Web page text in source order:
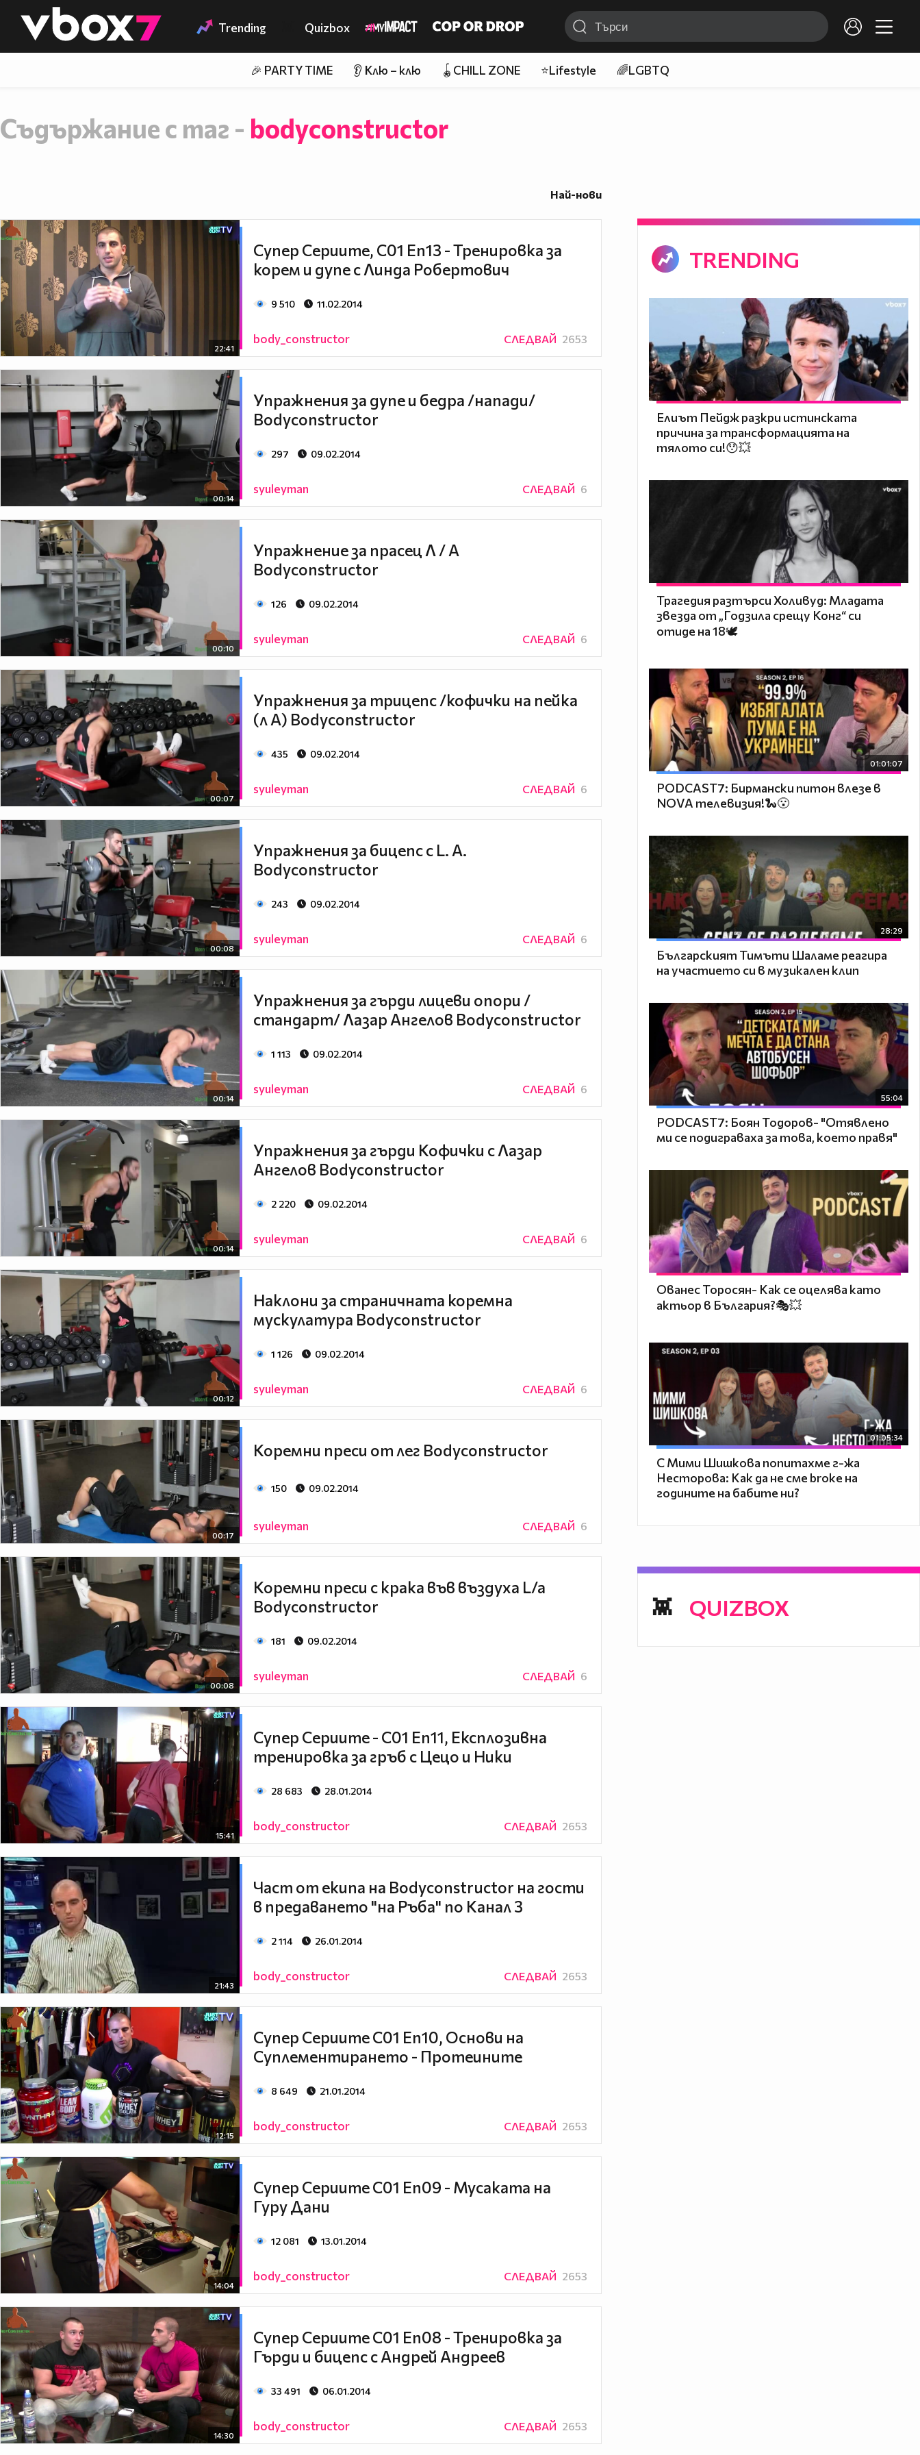
👾 Trending Quizbox
🎉 PARTY TIME 👂 Клю – клю 🪀CHILL ZONE ⭐Lifestyle 🌈LGBTQ
Съдържание с таг - bodyconstructor
Най-нови
TRENDING
Елиът Пейдж разкри истинската
причина за трансформацията на
тялото си!😯💥
Трагедия разтърси Холивуд: Младата
звезда от „Годзила срещу Конг“ си
отиде на 18🕊️
01:01:07
PODCAST7: Бирмански питон влезе в
NOVA телевизия!🐍😮
28:29
Българският Тимъти Шаламе реагира
на участието си в музикален клип
55:04
PODCAST7: ‪Боян Тодоров- "Отявлено
ми се подиграваха за това, което правя"
Ованес Торосян- Как се оцелява като
актьор в България?🎭💥
01:05:34
С Мими Шишкова попитахме г-жа
Несторова: Как да не сме broke на
годините на бабите ни?
QUIZBOX
22:41
Супер Сериите, С01 Еп13 - Тренировка за
корем и дупе с Линда Робертович
9 510 11.02.2014
body_constructor СЛЕДВАЙ 2653
00:14
Упражнения за дупе и бедра /напади/
Bodyconstructor
297 09.02.2014
syuleyman СЛЕДВАЙ 6
00:10
Упражнение за прасец Л / А
Bodyconstructor
126 09.02.2014
syuleyman СЛЕДВАЙ 6
00:07
Упражнения за трицепс /кофички на пейка
(л A) Bodyconstructor
435 09.02.2014
syuleyman СЛЕДВАЙ 6
00:08
Упражнения за бицепс с L. A.
Bodyconstructor
243 09.02.2014
syuleyman СЛЕДВАЙ 6
00:14
Упражнения за гърди лицеви опори /
стандарт/ Лазар Ангелов Bodyconstructor
1 113 09.02.2014
syuleyman СЛЕДВАЙ 6
00:14
Упражнения за гърди Кофички с Лазар
Ангелов Bodyconstructor
2 220 09.02.2014
syuleyman СЛЕДВАЙ 6
00:12
Наклони за страничната коремна
мускулатура Bodyconstructor
1 126 09.02.2014
syuleyman СЛЕДВАЙ 6
00:17
Коремни преси от лег Bodyconstructor
150 09.02.2014
syuleyman СЛЕДВАЙ 6
00:08
Коремни преси с крака във въздуха L/a
Bodyconstructor
181 09.02.2014
syuleyman СЛЕДВАЙ 6
15:41
Супер Сериите - С01 Еп11, Експлозивна
тренировка за гръб с Цецо и Ники
28 683 28.01.2014
body_constructor СЛЕДВАЙ 2653
21:43
Част от екипа на Bodyconstructor на гости
в предаването "на Ръба" по Канал 3
2 114 26.01.2014
body_constructor СЛЕДВАЙ 2653
12:15
Супер Сериите С01 Еп10, Основи на
Суплементирането - Протеините
8 649 21.01.2014
body_constructor СЛЕДВАЙ 2653
14:04
Супер Сериите С01 Еп09 - Мусаката на
Гуру Дани
12 081 13.01.2014
body_constructor СЛЕДВАЙ 2653
14:30
Супер Сериите С01 Еп08 - Тренировка за
Гърди и бицепс с Андрей Андреев
33 491 06.01.2014
body_constructor СЛЕДВАЙ 2653